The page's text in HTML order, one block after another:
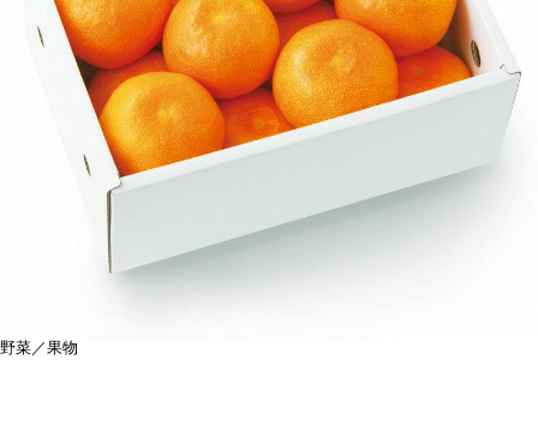
野菜／果物